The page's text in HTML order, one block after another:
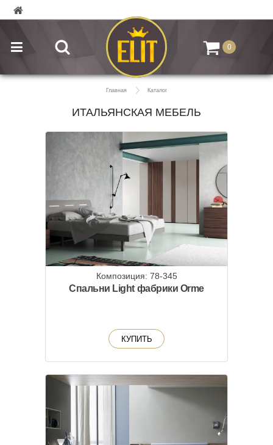
0
Главная Каталог
ИТАЛЬЯНСКАЯ МЕБЕЛЬ
Композиция: 78-345
Спальни Light фабрики Orme
КУПИТЬ